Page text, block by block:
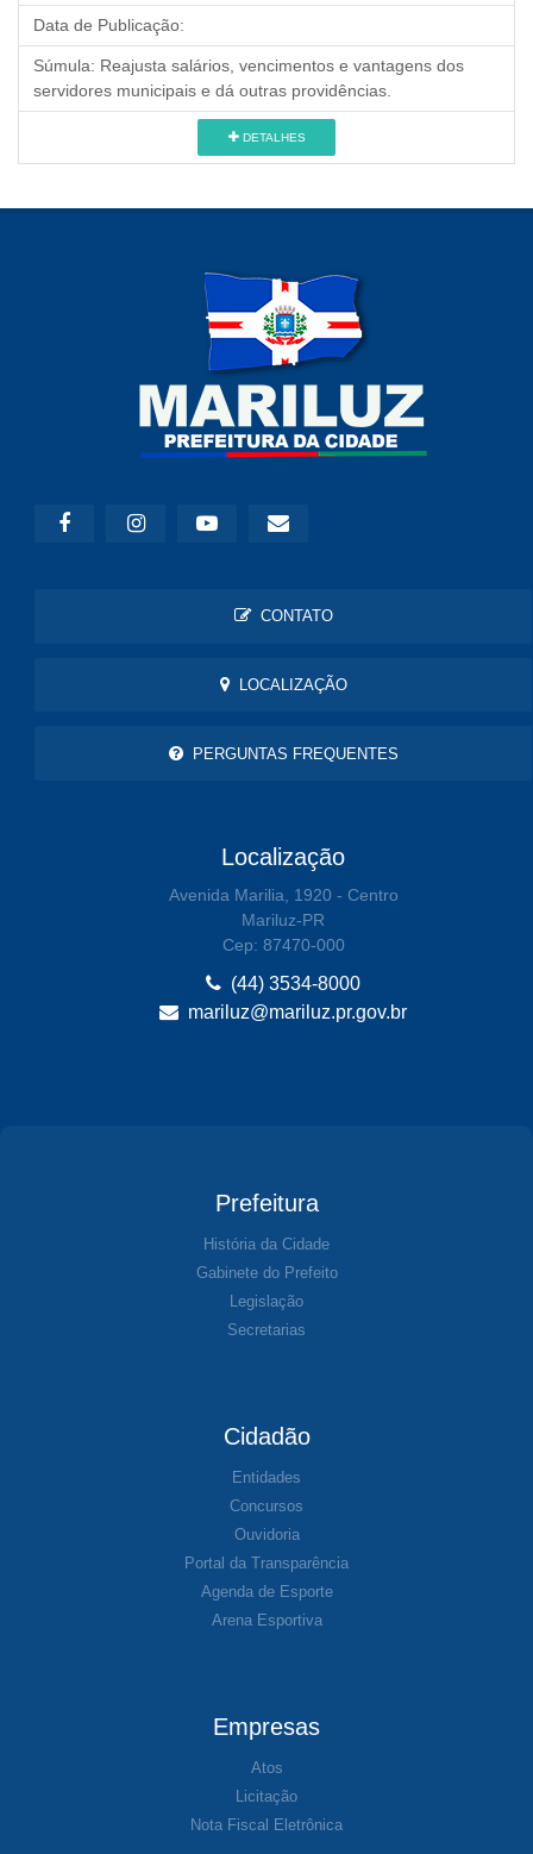
Data de Publicação:
Súmula: Reajusta salários, vencimentos e vantagens dos
servidores municipais e dá outras providências.
DETALHES
CONTATO
LOCALIZAÇÃO
PERGUNTAS FREQUENTES
Localização
Avenida Marilia, 1920 - Centro
Mariluz-PR
Cep: 87470-000
(44) 3534-8000
mariluz@mariluz.pr.gov.br
Prefeitura
História da Cidade
Gabinete do Prefeito
Legislação
Secretarias
Cidadão
Entidades
Concursos
Ouvidoria
Portal da Transparência
Agenda de Esporte
Arena Esportiva
Empresas
Atos
Licitação
Nota Fiscal Eletrônica